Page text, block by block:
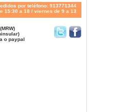
por teléfono: 913771344
15:30 a 18 / viernes de 9 a 13
o paypal